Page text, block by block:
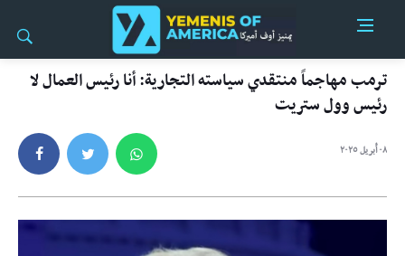
ترمب مهاجماً منتقدي سياسته التجارية: أنا رئيس العمال لا
رئيس وول ستريت
٠٨ أبريل ٢٠٢٥